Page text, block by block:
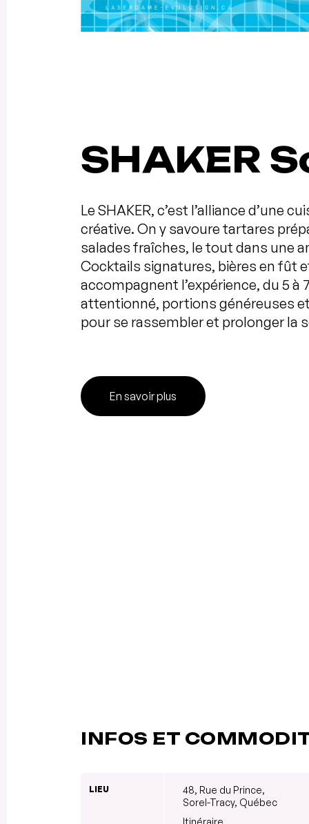
SHAKER
Le SHAKER, c’est l’alliance d’une
créative. On y savoure tartares
salades fraîches, le tout dans une
Cocktails signatures, bières en fût
accompagnent l’expérience, du 5 à
attentionné, portions généreuses
pour se rassembler et prolonger la
En savoir plus
INFOS ET
LIEU
48, Rue du Prince,
Sorel-Tracy, Québec
Itinéraire